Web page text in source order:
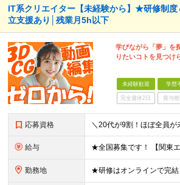
IT系クリエイター【未経験から】★研修制
立支援あり│残業月5h以下
学びながら「夢」を
りたいコトを見つけ
未経験歓迎 学歴
完全週休2日 賞与複
応募資格
給与
勤務地